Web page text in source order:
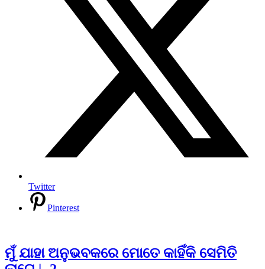
Twitter
Pinterest
ମୁଁ ଯାହା ଅନୁଭବକରେ ମୋତେ କାହିଁକି ସେମିତି